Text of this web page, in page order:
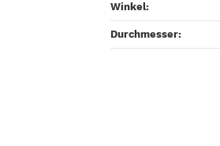
Winkel‍:
Durchmesser‍: